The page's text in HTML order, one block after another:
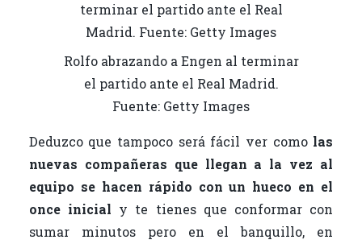
Rolfo abrazando a Engen al terminar
el partido ante el Real Madrid.
Fuente: Getty Images
Deduzco que tampoco será fácil ver comolas
nuevas compañeras que llegan a la vez al
equipo se hacen rápido con un hueco en el
once inicial y te tienes que conformar con
sumar minutos pero en el banquillo, en